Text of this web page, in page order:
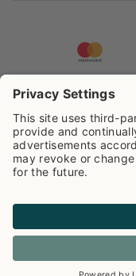
auf der Grundlage
Cookie info